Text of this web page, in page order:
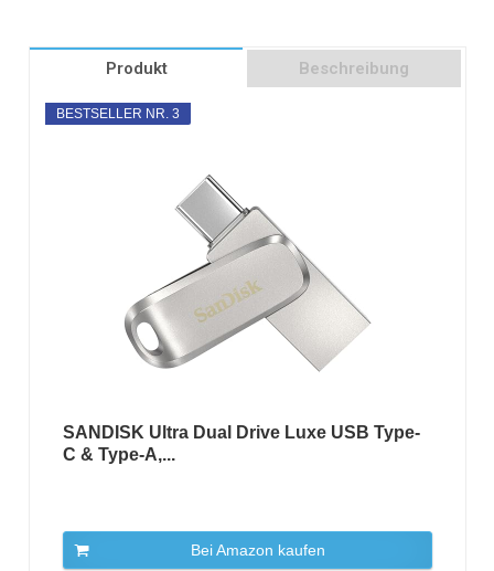
Produkt Beschreibung
BESTSELLER NR. 3
SANDISK Ultra Dual Drive Luxe USB Type-
C & Type-A,...
Bei Amazon kaufen